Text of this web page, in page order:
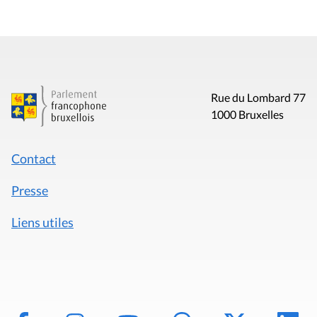
Rue du Lombard 77
1000 Bruxelles
Contact
Presse
Liens utiles